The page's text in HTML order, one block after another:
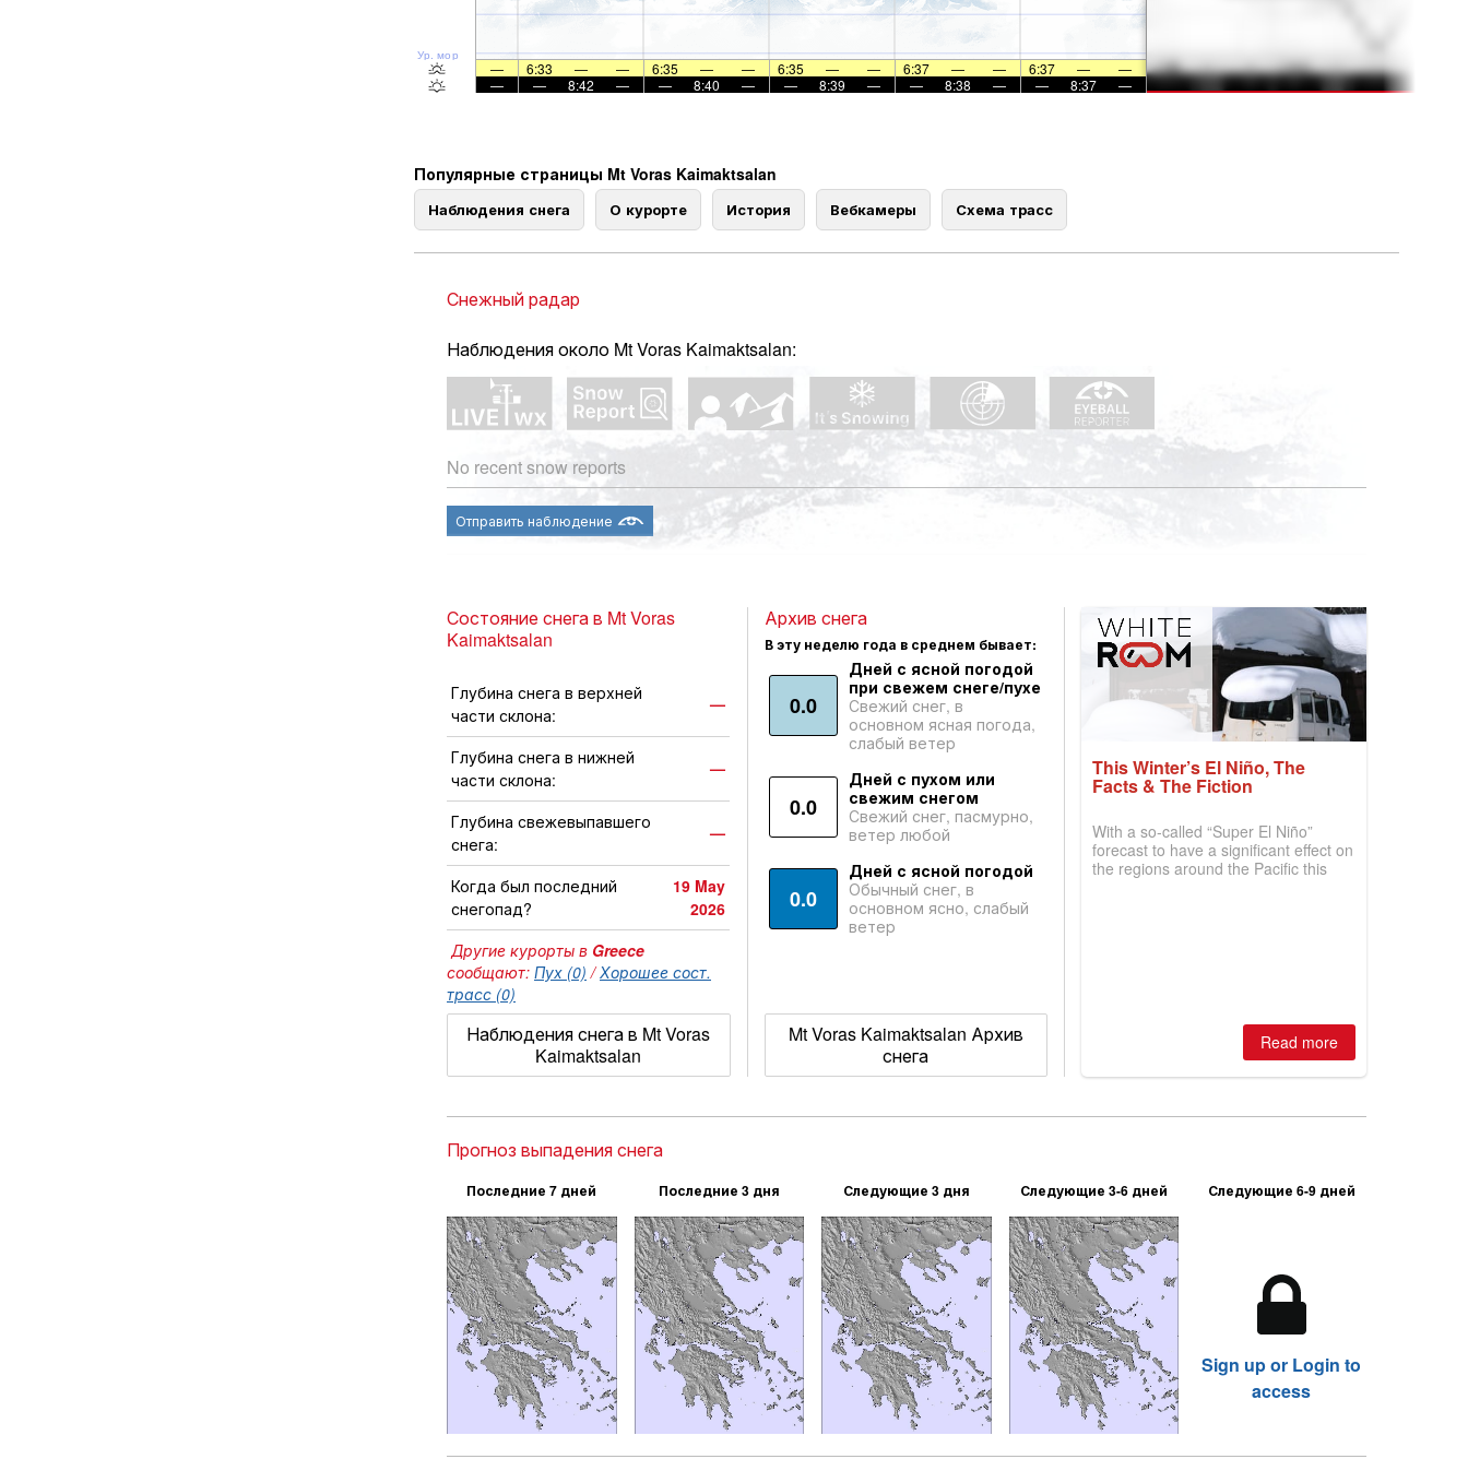
Ур. моря
— 6:33 — — 6:35 — — 6:35 — — 6:37 — — 6:37 —
—
—
— 8:42 — — 8:40 — — 8:39 — — 8:38 — — 8:37 —
Популярные страницы Mt Voras Kaimaktsalan
Наблюдения снега О курорте История Вебкамеры Схема трасс
Снежный радар
Наблюдения около Mt Voras Kaimaktsalan:
No recent snow reports
Отправить наблюдение
Состояние снега в Mt Voras
Kaimaktsalan
Глубина снега в верхней
части склона:
—
Глубина снега в нижней
части склона:
—
Глубина свежевыпавшего
снега:
—
Когда был последний
снегопад?
19 May
2026
Другие курорты в Greece
сообщают: Пух (0) /Хорошее сост.
трасс (0)
Наблюдения снега в Mt Voras
Kaimaktsalan
Архив снега
В эту неделю года в среднем бывает:
0.0
Дней с ясной погодой
при свежем снеге/пухе
Свежий снег, в
основном ясная погода,
слабый ветер
0.0
Дней с пухом или
свежим снегом
Свежий снег, пасмурно,
ветер любой
0.0
Дней с ясной погодой
Обычный снег, в
основном ясно, слабый
ветер
Mt Voras Kaimaktsalan Архив
снега
This Winter’s El Niño, The
Facts & The Fiction
With a so-called “Super El Niño”
forecast to have a significant effect on
the regions around the Pacific this
Read more
Прогноз выпадения снега
Последние 7 дней Последние 3 дня Следующие 3 дня Следующие 3-6 дней Следующие 6-9 дней
Sign up or Login to
access